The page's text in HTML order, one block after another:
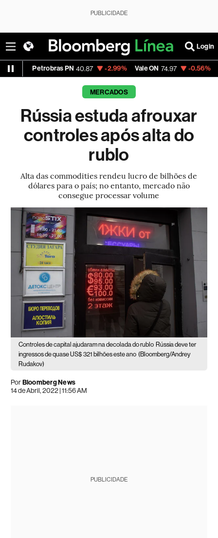
PUBLICIDADE
Login
PN 40.87 -2.99% Vale ON 74.97 -0.56% Itaú PN
MERCADOS
Rússia estuda afrouxar
controles após alta do
rublo
Alta das commodities rendeu lucro de bilhões de
dólares para o país; no entanto, mercado não
consegue processar volume
Controles de capital ajudaram na decolada do rublo Rússia deve ter
ingressos de quase US$ 321 bilhões este ano (Bloomberg/Andrey
Rudakov)
PorBloomberg News
14 de Abril, 2022 | 11:56 AM
PUBLICIDADE